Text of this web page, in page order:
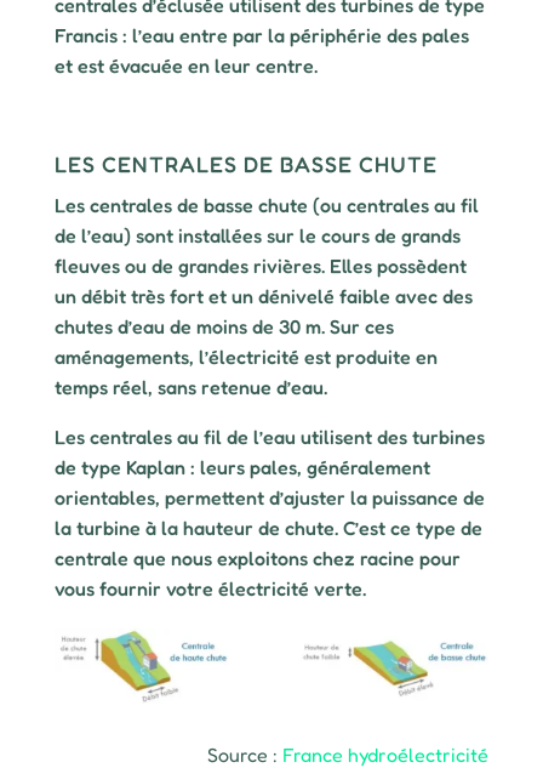
Francis : l’eau entre par la périphérie des pales
et est évacuée en leur centre.
LES CENTRALES DE BASSE CHUTE
Les centrales de basse chute (ou centrales au fil
de l’eau) sont installées sur le cours de grands
fleuves ou de grandes rivières. Elles possèdent
un débit très fort et un dénivelé faible avec des
chutes d’eau de moins de 30 m. Sur ces
aménagements, l’électricité est produite en
temps réel, sans retenue d’eau.
Les centrales au fil de l’eau utilisent des turbines
de type Kaplan : leurs pales, généralement
orientables, permettent d’ajuster la puissance de
la turbine à la hauteur de chute. C’est ce type de
centrale que nous exploitons chez racine pour
vous fournir votre électricité verte.
Source : France hydroélectricité